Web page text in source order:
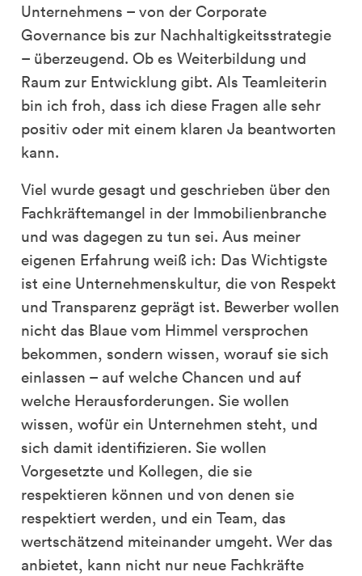
Unternehmens – von der Corporate
Governance bis zur Nachhaltigkeitsstrategie
– überzeugend. Ob es Weiterbildung und
Raum zur Entwicklung gibt. Als Teamleiterin
bin ich froh, dass ich diese Fragen alle sehr
positiv oder mit einem klaren Ja beantworten
kann.
Viel wurde gesagt und geschrieben über den
Fachkräftemangel in der Immobilienbranche
und was dagegen zu tun sei. Aus meiner
eigenen Erfahrung weiß ich: Das Wichtigste
ist eine Unternehmenskultur, die von Respekt
und Transparenz geprägt ist. Bewerber wollen
nicht das Blaue vom Himmel versprochen
bekommen, sondern wissen, worauf sie sich
einlassen – auf welche Chancen und auf
welche Herausforderungen. Sie wollen
wissen, wofür ein Unternehmen steht, und
sich damit identifizieren. Sie wollen
Vorgesetzte und Kollegen, die sie
respektieren können und von denen sie
respektiert werden, und ein Team, das
wertschätzend miteinander umgeht. Wer das
anbietet, kann nicht nur neue Fachkräfte